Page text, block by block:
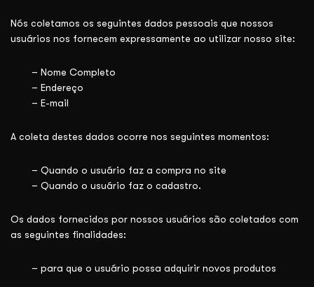
Nós coletamos os seguintes dados pessoais que nossos
usuários nos fornecem expressamente ao utilizar nosso site:
– Nome Completo
– Endereço
– E-mail
A coleta destes dados ocorre nos seguintes momentos:
– Quando o usuário faz a compra no site
– Quando o usuário faz o cadastro.
Os dados fornecidos por nossos usuários são coletados com
as seguintes finalidades:
– para que o usuário possa adquirir novos produtos